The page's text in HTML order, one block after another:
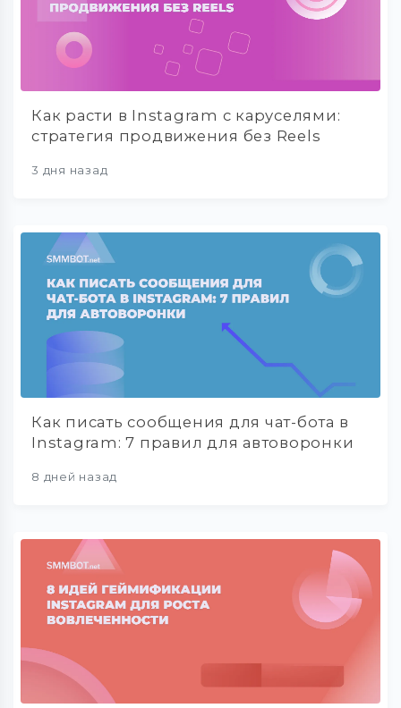
Как расти в Instagram с каруселями:
стратегия продвижения без Reels
3 дня назад
Как писать сообщения для чат-бота в
Instagram: 7 правил для автоворонки
8 дней назад